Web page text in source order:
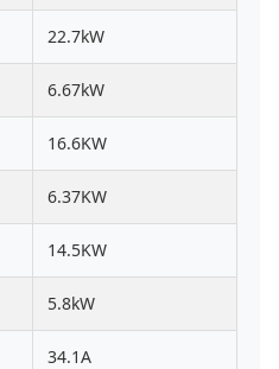
22.7kW
6.67kW
16.6KW
6.37KW
14.5KW
5.8kW
34.1A